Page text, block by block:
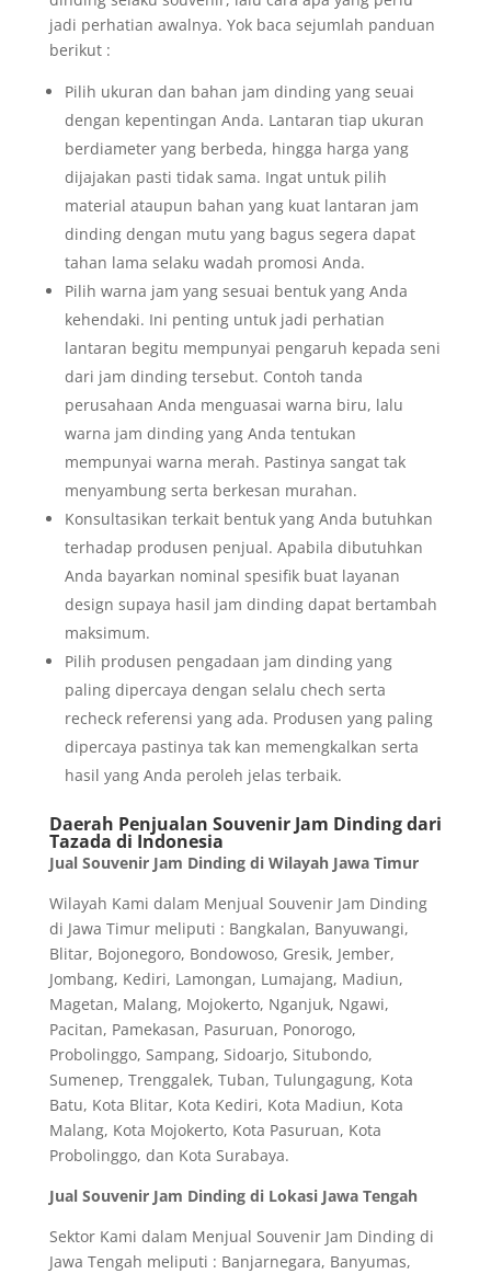
jadi perhatian awalnya. Yok baca sejumlah panduan
berikut :
Pilih ukuran dan bahan jam dinding yang seuai
dengan kepentingan Anda. Lantaran tiap ukuran
berdiameter yang berbeda, hingga harga yang
dijajakan pasti tidak sama. Ingat untuk pilih
material ataupun bahan yang kuat lantaran jam
dinding dengan mutu yang bagus segera dapat
tahan lama selaku wadah promosi Anda.
Pilih warna jam yang sesuai bentuk yang Anda
kehendaki. Ini penting untuk jadi perhatian
lantaran begitu mempunyai pengaruh kepada seni
dari jam dinding tersebut. Contoh tanda
perusahaan Anda menguasai warna biru, lalu
warna jam dinding yang Anda tentukan
mempunyai warna merah. Pastinya sangat tak
menyambung serta berkesan murahan.
Konsultasikan terkait bentuk yang Anda butuhkan
terhadap produsen penjual. Apabila dibutuhkan
Anda bayarkan nominal spesifik buat layanan
design supaya hasil jam dinding dapat bertambah
maksimum.
Pilih produsen pengadaan jam dinding yang
paling dipercaya dengan selalu chech serta
recheck referensi yang ada. Produsen yang paling
dipercaya pastinya tak kan memengkalkan serta
hasil yang Anda peroleh jelas terbaik.
Daerah Penjualan Souvenir Jam Dinding dari
Tazada di Indonesia
Jual Souvenir Jam Dinding di Wilayah Jawa Timur
Wilayah Kami dalam Menjual Souvenir Jam Dinding
di Jawa Timur meliputi : Bangkalan, Banyuwangi,
Blitar, Bojonegoro, Bondowoso, Gresik, Jember,
Jombang, Kediri, Lamongan, Lumajang, Madiun,
Magetan, Malang, Mojokerto, Nganjuk, Ngawi,
Pacitan, Pamekasan, Pasuruan, Ponorogo,
Probolinggo, Sampang, Sidoarjo, Situbondo,
Sumenep, Trenggalek, Tuban, Tulungagung, Kota
Batu, Kota Blitar, Kota Kediri, Kota Madiun, Kota
Malang, Kota Mojokerto, Kota Pasuruan, Kota
Probolinggo, dan Kota Surabaya.
Jual Souvenir Jam Dinding di Lokasi Jawa Tengah
Sektor Kami dalam Menjual Souvenir Jam Dinding di
Jawa Tengah meliputi : Banjarnegara, Banyumas,